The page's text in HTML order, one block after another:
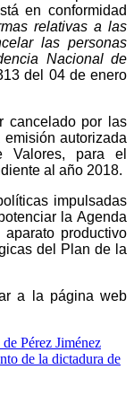
en conformidad
relativas a las
las personas
Nacional de
del 04 de enero
cancelado por las
autorizada
Valores, para el
al año 2018.
impulsadas
la Agenda
productivo
del Plan de la
a la página web
Pérez Jiménez
de la dictadura de